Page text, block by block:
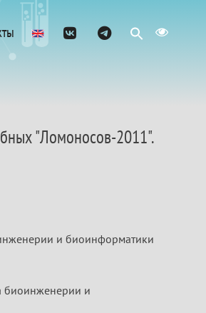
"Ломоносов-2011".
и биоинформатики
биоинженерии и